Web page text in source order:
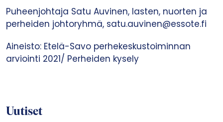
Puheenjohtaja Satu Auvinen, lasten, nuorten ja
perheiden johtoryhmä, satu.auvinen@essote.fi
Aineisto: Etelä-Savo perhekeskustoiminnan
arviointi 2021/ Perheiden kysely
Uutiset